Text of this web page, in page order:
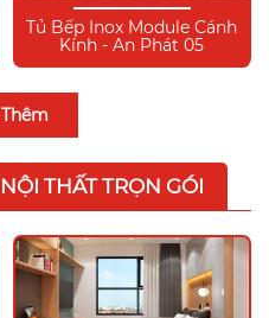
Tủ Bếp Inox Module Cánh
Kính - An Phát 05
THẤT TRỌN GÓI